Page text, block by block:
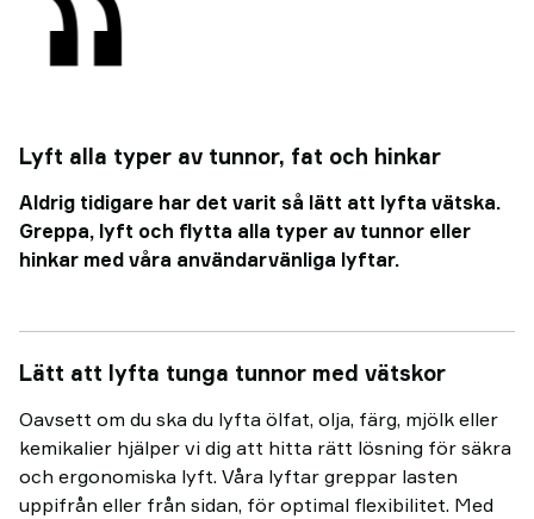
Lyft alla typer av tunnor, fat och hinkar
Aldrig tidigare har det varit så lätt att lyfta vätska.
Greppa, lyft och flytta alla typer av tunnor eller
hinkar med våra användarvänliga lyftar.
Lätt att lyfta tunga tunnor med vätskor
Oavsett om du ska du lyfta ölfat, olja, färg, mjölk eller
kemikalier hjälper vi dig att hitta rätt lösning för säkra
och ergonomiska lyft. Våra lyftar greppar lasten
uppifrån eller från sidan, för optimal flexibilitet. Med